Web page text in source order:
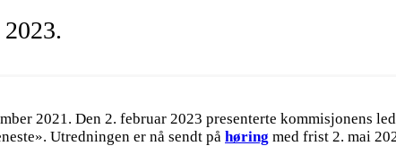
2021. Den 2. februar 2023 presenterte
Utredningen er nå sendt på høring med frist 2. mai